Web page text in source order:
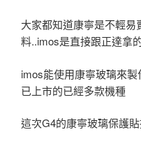
大家都知道康寧是不輕
料..imos是直接跟正達拿
imos能使用康寧玻璃來
已上市的已經多款機種
這次G4的康寧玻璃保護